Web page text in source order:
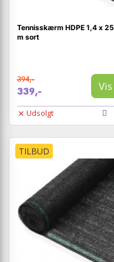
Tennisskærm HDPE 1,4 x 25
m sort
394,-
339,- Vis
Udsolgt
TILBUD